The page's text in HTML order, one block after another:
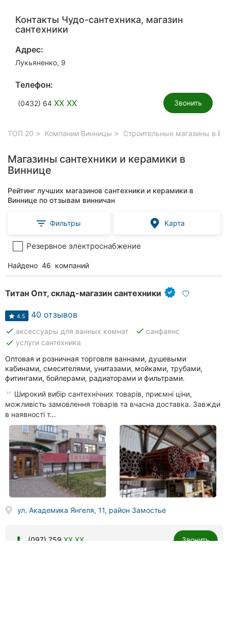
Контакты Чудо-сантехника, магазин
сантехники
Адрес:
Лукьяненко, 9
Телефон:
(0432) 64 XX XX Звонить
ТОП 20 Компании Винницы Строительные магазины в
Магазины сантехники и керамики в
Виннице
Рейтинг лучших магазинов сантехники и керамики в
Виннице по отзывам винничан
Фильтры Карта
Резервное электроснабжение
Найдено 46 компаний
Титан Опт, склад-магазин сантехники
4.5 40 отзывов
done аксессуары для ванных комнат done санфаянс
done услуги сантехника
Оптовая и розничная торговля ваннами, душевыми
кабинами, смесителями, унитазами, мойками, трубами,
фитингами, бойлерами, радиаторами и фильтрами.
Широкий вибір сантехнічних товарів, приємні ціни,
можливість замовлення товарів та вчасна доставка. Завжди
в наявності т...
ул. Академика Янгеля, 11, район Замостье
(097) 759 XX XX Звонить